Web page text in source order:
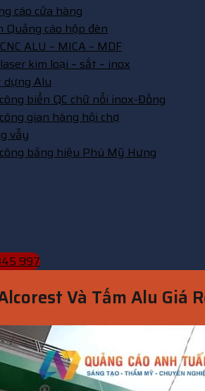
cáo cửa hàng
Quảng cáo hộp đèn
ALU – MICA – MDF
kim loại – sắt – inox
Alu
biển QC chữ nổi inox-Đồng
gian hàng hội chợ
vẫy
bảng hiệu Phú Mỹ Hưng
997
Và Tấm Alu Giá